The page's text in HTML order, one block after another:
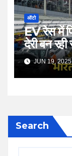
ऑटो
EV रेस में
देरी बन
JUN 19,
Search